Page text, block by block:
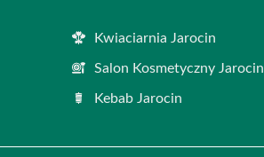
Kwiaciarnia Jarocin
Salon Kosmetyczny Jarocin
Kebab Jarocin